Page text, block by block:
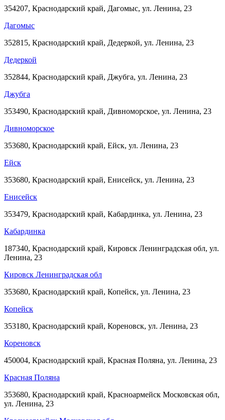
354207, Краснодарский край, Дагомыс, ул. Ленина, 23
Дагомыс
352815, Краснодарский край, Дедеркой, ул. Ленина, 23
Дедеркой
352844, Краснодарский край, Джубга, ул. Ленина, 23
Джубга
353490, Краснодарский край, Дивноморское, ул. Ленина, 23
Дивноморское
353680, Краснодарский край, Ейск, ул. Ленина, 23
Ейск
353680, Краснодарский край, Енисейск, ул. Ленина, 23
Енисейск
353479, Краснодарский край, Кабардинка, ул. Ленина, 23
Кабардинка
187340, Краснодарский край, Кировск Ленинградская обл, ул.
Ленина, 23
Кировск Ленинградская обл
353680, Краснодарский край, Копейск, ул. Ленина, 23
Копейск
353180, Краснодарский край, Кореновск, ул. Ленина, 23
Кореновск
450004, Краснодарский край, Красная Поляна, ул. Ленина, 23
Красная Поляна
353680, Краснодарский край, Красноармейск Московская обл,
ул. Ленина, 23